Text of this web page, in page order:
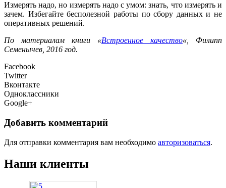
Измерять надо, но измерять надо с умом: знать, что измерять и
зачем. Избегайте бесполезной работы по сбору данных и не
оперативных решений.
По материалам книги «Встроенное качество«, Филипп
Семенычев, 2016 год.
Facebook
Twitter
Вконтакте
Одноклассники
Google+
Добавить комментарий
Для отправки комментария вам необходимо авторизоваться.
Наши клиенты